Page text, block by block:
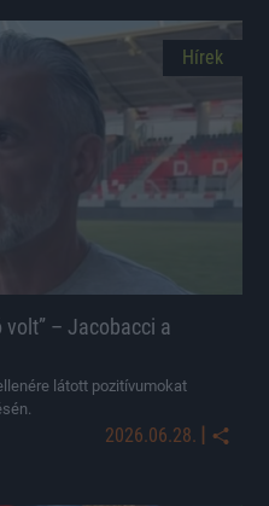
Hírek
volt” – Jacobacci a
látott pozitívumokat
2026.06.28. |